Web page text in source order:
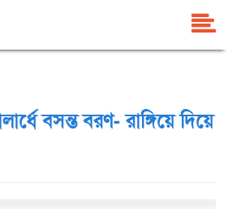
বসন্ত বরণ- রাঙ্গিয়ে দিয়ে